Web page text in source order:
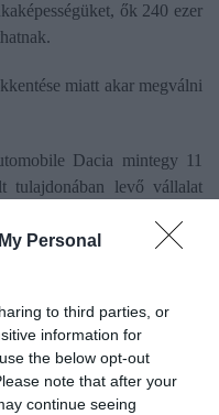
Personal
to third parties, or
information for
the below opt-out
note that after your
continue seeing
ők 240 ezer
miatt akar megválni
Dacia mintegy 11
tulajdonában levő vállalat